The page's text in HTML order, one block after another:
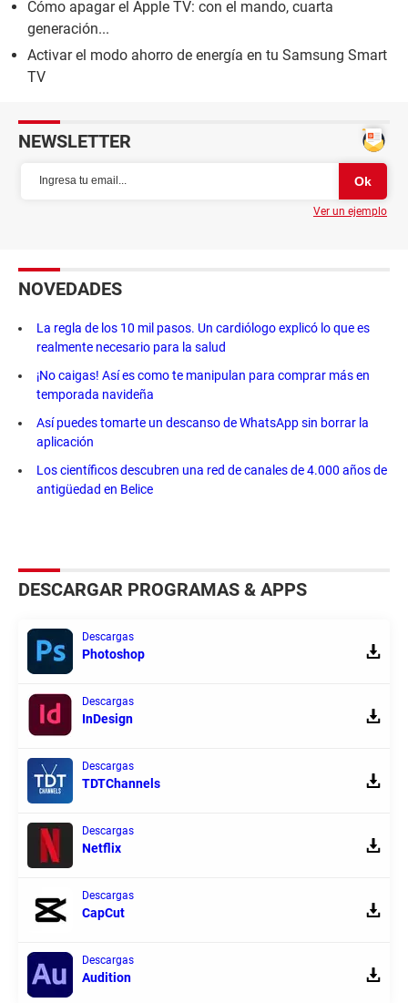
Cómo apagar el Apple TV: con el mando, cuarta
generación...
Activar el modo ahorro de energía en tu Samsung Smart
TV
NEWSLETTER
Ver un ejemplo
NOVEDADES
La regla de los 10 mil pasos. Un cardiólogo explicó lo que es
realmente necesario para la salud
¡No caigas! Así es como te manipulan para comprar más en
temporada navideña
Así puedes tomarte un descanso de WhatsApp sin borrar la
aplicación
Los científicos descubren una red de canales de 4.000 años de
antigüedad en Belice
DESCARGAR PROGRAMAS & APPS
Descargas
Photoshop
Descargas
InDesign
Descargas
TDTChannels
Descargas
Netflix
Descargas
CapCut
Descargas
Audition